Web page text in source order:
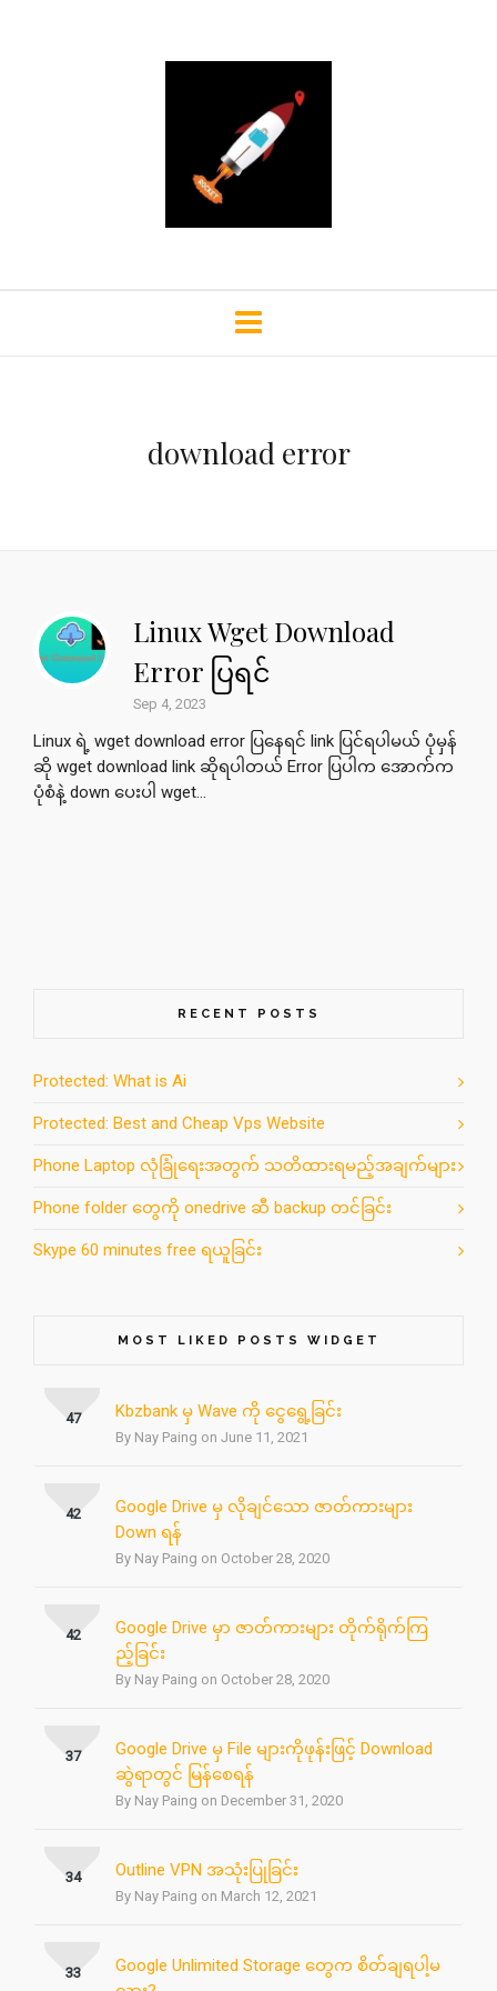
download error
Linux Wget Download
Error ပြရင်
Sep 4, 2023
Linux ရဲ့ wget download error ပြနေရင် link ပြင်ရပါမယ် ပုံမှန်
ဆို wget download link ဆိုရပါတယ် Error ပြပါက အောက်က
ပုံစံနဲ့ down ပေးပါ wget...
RECENT POSTS
Protected: What is Ai
Protected: Best and Cheap Vps Website
Phone Laptop လုံခြုံရေးအတွက် သတိထားရမည့်အချက်များ
Phone folder တွေကို onedrive ဆီ backup တင်ခြင်း
Skype 60 minutes free ရယူခြင်း
MOST LIKED POSTS WIDGET
Kbzbank မှ Wave ကို ငွေရွေ့ခြင်း
By Nay Paing on June 11, 2021
47
Google Drive မှ လိုချင်သော ဇာတ်ကားများ
Down ရန်
By Nay Paing on October 28, 2020
42
Google Drive မှာ ဇာတ်ကားများ တိုက်ရိုက်ကြ
ည့်ခြင်း
By Nay Paing on October 28, 2020
42
Google Drive မှ File များကိုဖုန်းဖြင့် Download
ဆွဲရာတွင် မြန်စေရန်
By Nay Paing on December 31, 2020
37
Outline VPN အသုံးပြုခြင်း
By Nay Paing on March 12, 2021
34
Google Unlimited Storage တွေက စိတ်ချရပါ့မ
33